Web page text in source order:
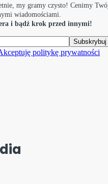
my gramy czysto! Cenimy
wiadomościami.
i bądź krok przed innymi!
politykę prywatności